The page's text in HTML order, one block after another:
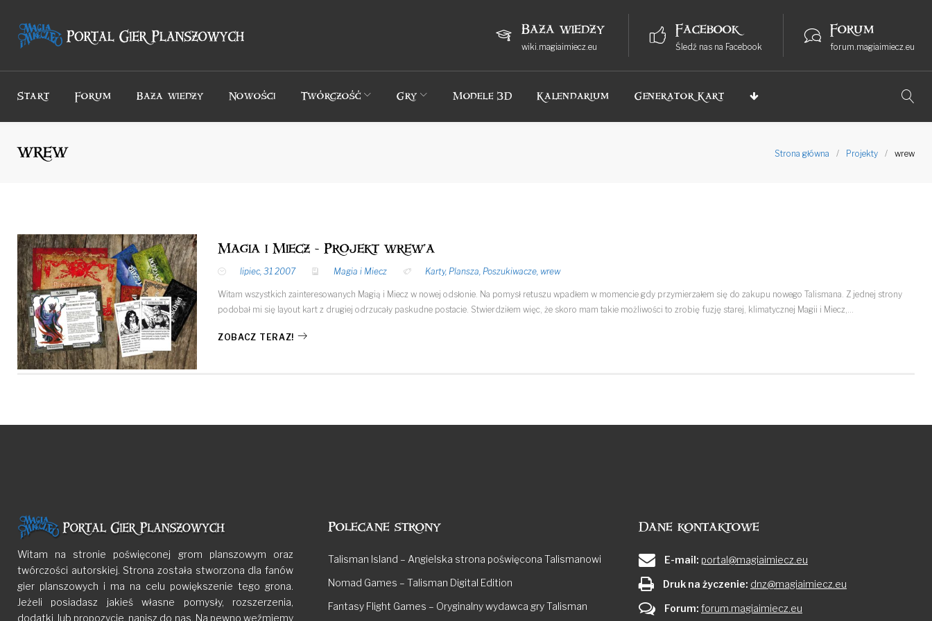
Baza wiedzy
wiki.magiaimiecz.eu
Facebook
Śledź nas na Facebook
Forum
forum.magiaimiecz.eu
Start Forum Baza wiedzy Nowości Twórczość Gry Modele 3D Kalendarium Generator Kart
wrew Strona główna / Projekty / wrew
Magia i Miecz - Projekt wrew'a
lipiec, 31 2007 Magia i Miecz Karty, Plansza, Poszukiwacze, wrew
Witam wszystkich zainteresowanych Magią i Miecz w nowej odsłonie. Na pomysł retuszu wpadłem w momencie gdy przymierzałem się do zakupu nowego Talismana. Z jednej strony
podobał mi się layout kart z drugiej odrzucały paskudne postacie. Stwierdziłem więc, że skoro mam takie możliwości to zrobię fuzję starej, klimatycznej Magii i Miecz,…
ZOBACZ TERAZ!
Witam na stronie poświęconej grom planszowym oraz
twórczości autorskiej. Strona została stworzona dla fanów
gier planszowych i ma na celu powiększenie tego grona.
Jeżeli posiadasz jakieś własne pomysły, rozszerzenia,
dodatki, lub propozycje, napisz do nas. Na pewno weźmiemy
Polecane strony
Talisman Island – Angielska strona poświęcona Talismanowi
Nomad Games – Talisman Digital Edition
Fantasy Flight Games – Oryginalny wydawca gry Talisman
Dane kontaktowe
E-mail: portal@magiaimiecz.eu
Druk na życzenie: dnz@magiaimiecz.eu
Forum: forum.magiaimiecz.eu